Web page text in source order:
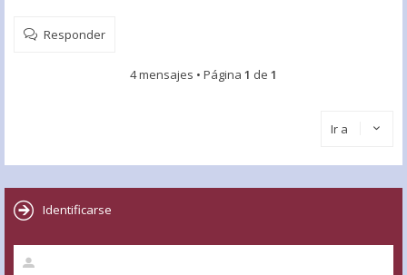
Responder
4 mensajes • Página 1 de 1
Ir a
Identificarse